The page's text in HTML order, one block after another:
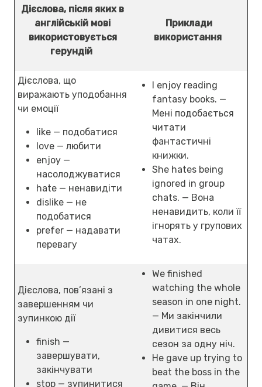
Дієслова, після яких в
англійській мові
використовується
герундій
Приклади
використання
Дієслова, що
виражають уподобання
чи емоції
like — подобатися
love — любити
enjoy —
насолоджуватися
hate — ненавидіти
dislike — не
подобатися
prefer — надавати
перевагу
I enjoy reading
fantasy books. —
Мені подобається
читати
фантастичні
книжки.
She hates being
ignored in group
chats. — Вона
ненавидить, коли її
ігнорять у групових
чатах.
Дієслова, пов’язані з
завершенням чи
зупинкою дії
finish —
завершувати,
закінчувати
stop — зупинитися
We finished
watching the whole
season in one night.
— Ми закінчили
дивитися весь
сезон за одну ніч.
He gave up trying to
beat the boss in the